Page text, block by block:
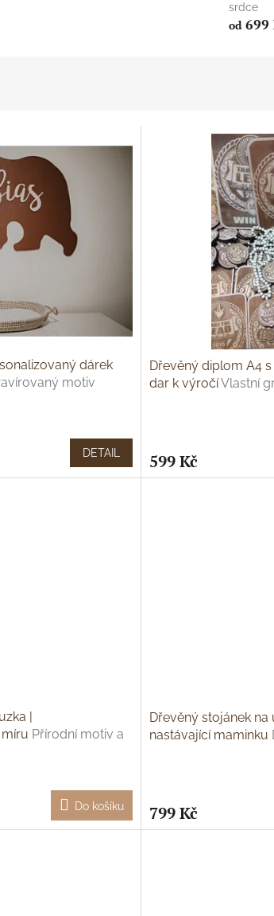
srdce
od699
dárek
motiv
DETAIL
Dřevěný diplom A4
dar k výročíVlastní
599 Kč
|
Přírodní motiv a
Do košíku
Dřevěný stojánek
nastávající maminku
799 Kč